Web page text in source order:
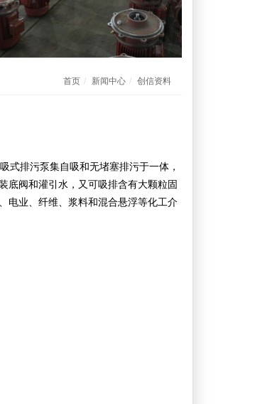
首页 新闻中心 创信资料
式排污泵集自吸和无堵塞排污于一体，
底阀和灌引水，又可吸排含有大颗粒固
电业、纤维、浆料和混合悬浮等化工介